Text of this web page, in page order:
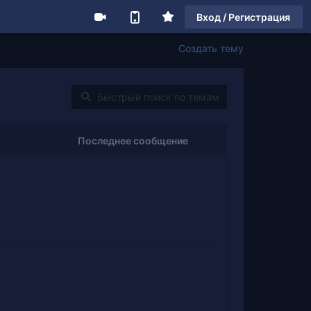
Вход / Регистрация
Создать тему
Последнее сообщение